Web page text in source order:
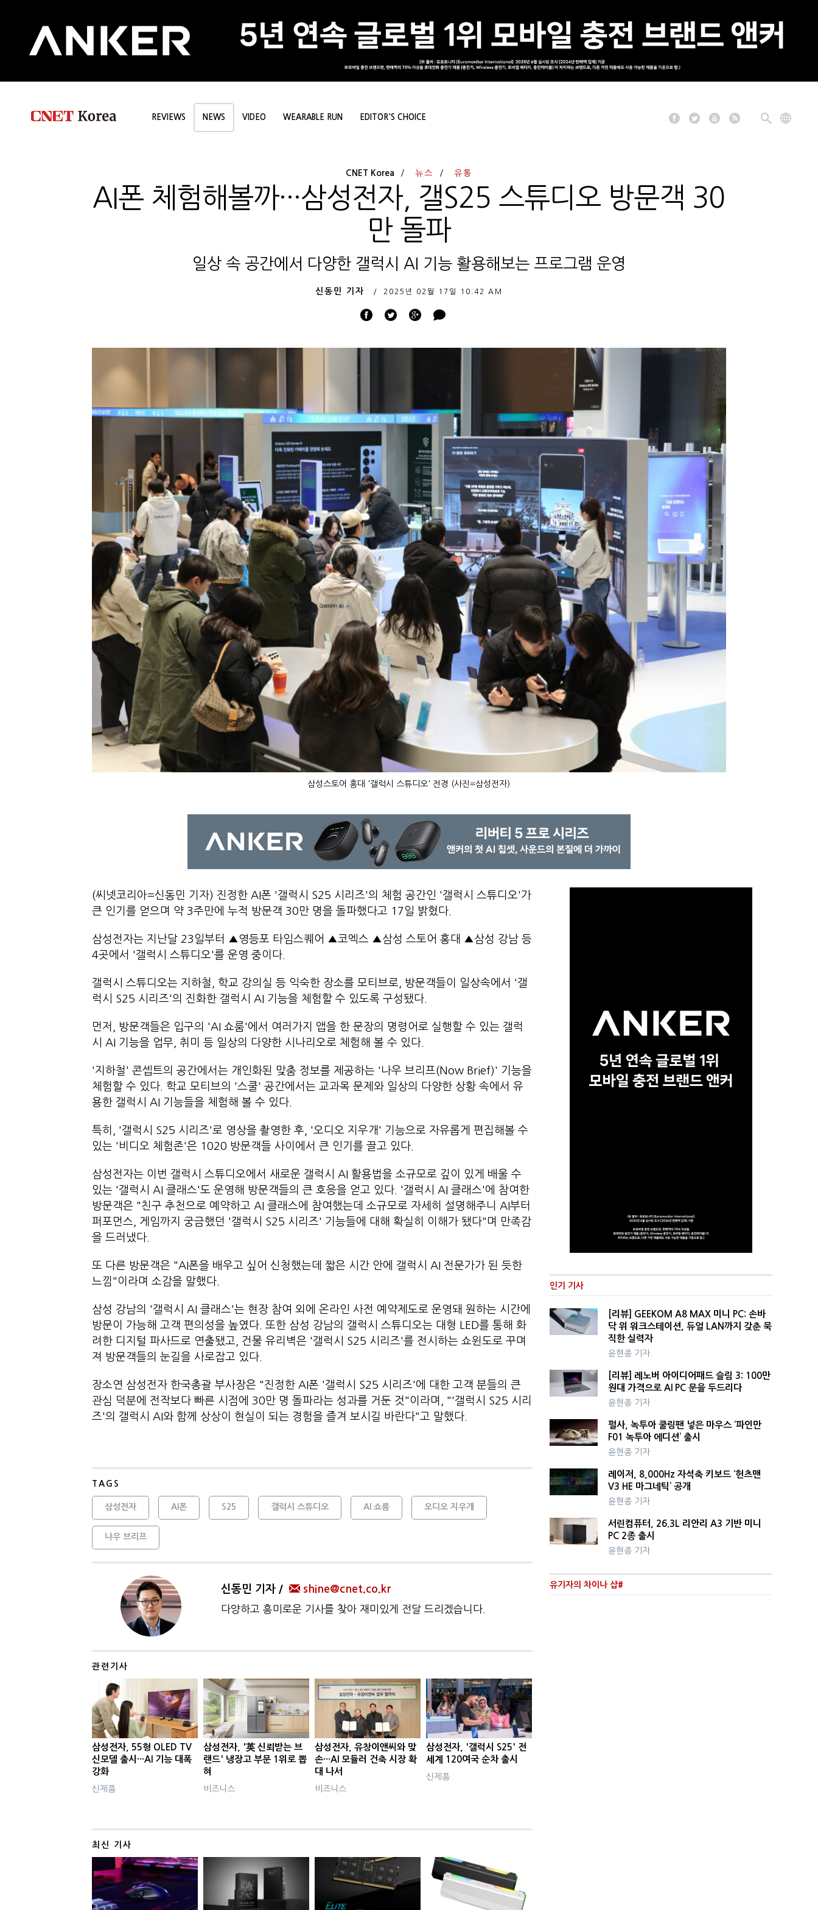
REVIEWS NEWS VIDEO WEARABLE RUN EDITOR'S CHOICE
CNET Korea 뉴스 유통
AI폰 체험해볼까···삼성전자, 갤S25 스튜디오 방문객 30
만 돌파
일상 속 공간에서 다양한 갤럭시 AI 기능 활용해보는 프로그램 운영
신동민 기자 2025년 02월 17일 10:42 AM
삼성스토어 홍대 '갤럭시 스튜디오' 전경 (사진=삼성전자)
(씨넷코리아=신동민 기자) 진정한 AI폰 '갤럭시 S25 시리즈'의 체험 공간인 '갤럭시 스튜디오'가
큰 인기를 얻으며 약 3주만에 누적 방문객 30만 명을 돌파했다고 17일 밝혔다.
삼성전자는 지난달 23일부터 ▲영등포 타임스퀘어 ▲코엑스 ▲삼성 스토어 홍대 ▲삼성 강남 등
4곳에서 '갤럭시 스튜디오'를 운영 중이다.
갤럭시 스튜디오는 지하철, 학교 강의실 등 익숙한 장소를 모티브로, 방문객들이 일상속에서 '갤
럭시 S25 시리즈'의 진화한 갤럭시 AI 기능을 체험할 수 있도록 구성됐다.
먼저, 방문객들은 입구의 'AI 쇼룸'에서 여러가지 앱을 한 문장의 명령어로 실행할 수 있는 갤럭
시 AI 기능을 업무, 취미 등 일상의 다양한 시나리오로 체험해 볼 수 있다.
'지하철' 콘셉트의 공간에서는 개인화된 맞춤 정보를 제공하는 '나우 브리프(Now Brief)' 기능을
체험할 수 있다. 학교 모티브의 '스쿨' 공간에서는 교과목 문제와 일상의 다양한 상황 속에서 유
용한 갤럭시 AI 기능들을 체험해 볼 수 있다.
특히, '갤럭시 S25 시리즈'로 영상을 촬영한 후, '오디오 지우개' 기능으로 자유롭게 편집해볼 수
있는 '비디오 체험존'은 1020 방문객들 사이에서 큰 인기를 끌고 있다.
삼성전자는 이번 갤럭시 스튜디오에서 새로운 갤럭시 AI 활용법을 소규모로 깊이 있게 배울 수
있는 '갤럭시 AI 클래스'도 운영해 방문객들의 큰 호응을 얻고 있다. '갤럭시 AI 클래스'에 참여한
방문객은 "친구 추천으로 예약하고 AI 클래스에 참여했는데 소규모로 자세히 설명해주니 AI부터
퍼포먼스, 게임까지 궁금했던 '갤럭시 S25 시리즈' 기능들에 대해 확실히 이해가 됐다"며 만족감
을 드러냈다.
또 다른 방문객은 "AI폰을 배우고 싶어 신청했는데 짧은 시간 안에 갤럭시 AI 전문가가 된 듯한
느낌"이라며 소감을 말했다.
삼성 강남의 '갤럭시 AI 클래스'는 현장 참여 외에 온라인 사전 예약제도로 운영돼 원하는 시간에
방문이 가능해 고객 편의성을 높였다. 또한 삼성 강남의 갤럭시 스튜디오는 대형 LED를 통해 화
려한 디지털 파사드로 연출됐고, 건물 유리벽은 '갤럭시 S25 시리즈'를 전시하는 쇼윈도로 꾸며
져 방문객들의 눈길을 사로잡고 있다.
장소연 삼성전자 한국총괄 부사장은 "진정한 AI폰 '갤럭시 S25 시리즈'에 대한 고객 분들의 큰
관심 덕분에 전작보다 빠른 시점에 30만 명 돌파라는 성과를 거둔 것"이라며, "'갤럭시 S25 시리
즈'의 갤럭시 AI와 함께 상상이 현실이 되는 경험을 즐겨 보시길 바란다"고 말했다.
TAGS
삼성전자 AI폰 S25 갤럭시 스튜디오 AI 쇼룸 오디오 지우개
나우 브리프
신동민 기자 shine@cnet.co.kr
다양하고 흥미로운 기사를 찾아 재미있게 전달 드리겠습니다.
관련기사
삼성전자, 55형 OLED TV
신모델 출시···AI 기능 대폭
강화
신제품
삼성전자, '英 신뢰받는 브
랜드' 냉장고 부문 1위로 뽑
혀
비즈니스
삼성전자, 유창이앤씨와 맞
손···AI 모듈러 건축 시장 확
대 나서
비즈니스
삼성전자, '갤럭시 S25' 전
세계 120여국 순차 출시
신제품
최신 기사
인기 기사
[리뷰] GEEKOM A8 MAX 미니 PC: 손바
닥 위 워크스테이션, 듀얼 LAN까지 갖춘 묵
직한 실력자
윤현종 기자
[리뷰] 레노버 아이디어패드 슬림 3: 100만
원대 가격으로 AI PC 문을 두드리다
윤현종 기자
펄사, 녹투아 쿨링팬 넣은 마우스 ‘파인만
F01 녹투아 에디션’ 출시
윤현종 기자
레이저, 8,000Hz 자석축 키보드 ‘헌츠맨
V3 HE 마그네틱’ 공개
윤현종 기자
서린컴퓨터, 26.3L 리안리 A3 기반 미니
PC 2종 출시
윤현종 기자
유기자의 차이나 샵#